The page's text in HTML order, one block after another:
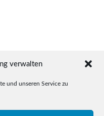
verwalten
und unseren Service zu